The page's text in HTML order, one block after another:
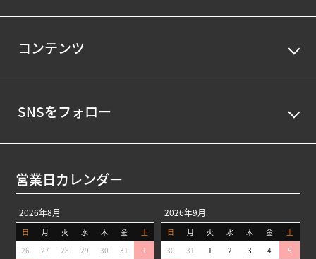
コンテンツ
SNSをフォロー
営業日カレンダー
2026年8月
日 月 火 水 木 金
土
26
27 28 29 30 31
1
2026年9月
日 月 火 水 木 金
土
30
31 1 2 3 4
5